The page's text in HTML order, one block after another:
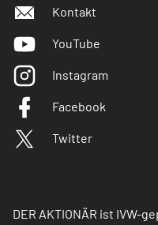
Kontakt
YouTube
Instagram
Facebook
Twitter
DER AKTIONÄR ist IVW-